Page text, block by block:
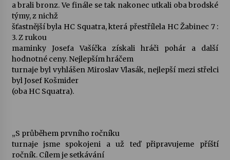
Letní koncerty ve Stromovce: Rufus Miller
17. 7. 2026
Za kulturou kousek za Humpolec. V Želivě ožije
odkaz Josefa Čapka
a brali bronz. Ve finále se tak nakonec utkali oba brodské
týmy, z nichž
šťastnější byla HC Squatra, která přestřílela HC Žabinec 7 :
3. Z rukou
maminky Josefa Vašíčka získali hráči pohár a další
hodnotné ceny. Nejlepším hráčem
turnaje byl vyhlášen Miroslav Vlasák, nejlepší mezi střelci
byl Josef Košmider
(oba HC Squatra).
„S průběhem prvního ročníku
turnaje jsme spokojeni a už teď připravujeme příští
ročník. Cílem je setkávání